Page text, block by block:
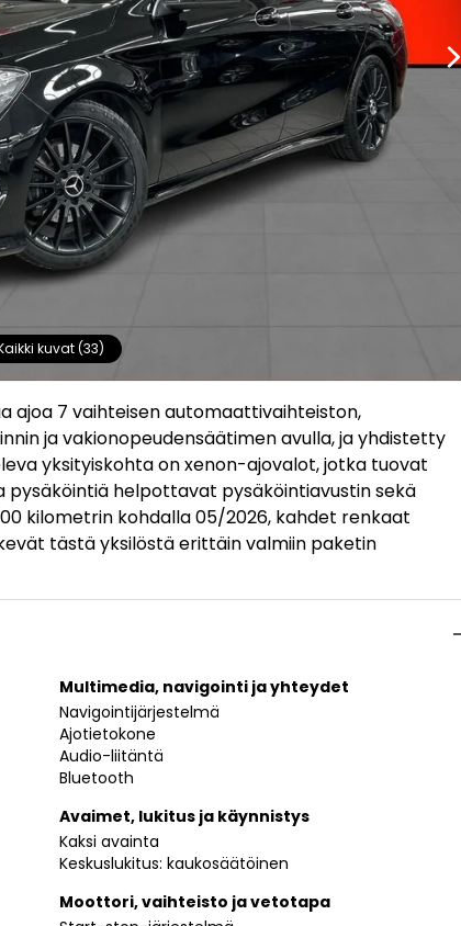
kuvat (33)
ajoa 7 vaihteisen automaattivaihteiston,
ja vakionopeudensäätimen avulla, ja yhdistetty
yksityiskohta on xenon-ajovalot, jotka tuovat
pysäköintiä helpottavat pysäköintiavustin sekä
kilometrin kohdalla 05/2026, kahdet renkaat
tästä yksilöstä erittäin valmiin paketin
Multimedia, navigointi ja yhteydet
Navigointijärjestelmä
Ajotietokone
Audio-liitäntä
Bluetooth
Avaimet, lukitus ja käynnistys
Kaksi avainta
Keskuslukitus: kaukosäätöinen
Moottori, vaihteisto ja vetotapa